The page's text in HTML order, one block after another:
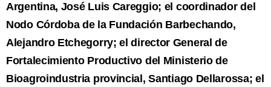
Argentina, José Luis Careggio; el coordinador del
Nodo Córdoba de la Fundación Barbechando,
Alejandro Etchegorry; el director General de
Fortalecimiento Productivo del Ministerio de
Bioagroindustria provincial, Santiago Dellarossa; el